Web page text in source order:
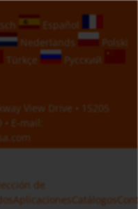
Español
Nederlands
Polski
Türkçe
Русский
View Drive • 15205
• E-mail:
de
Aplicaciones Catálogos